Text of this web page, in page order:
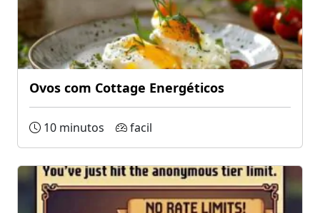
Ovos com Cottage Energéticos
10 minutos facil